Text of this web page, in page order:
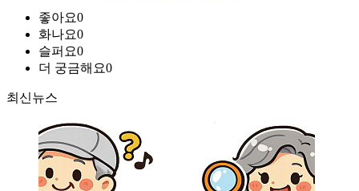
좋아요0
화나요0
슬퍼요0
더 궁금해요0
최신뉴스